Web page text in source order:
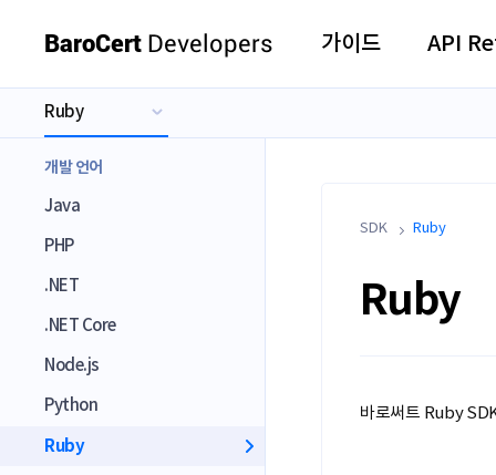
BaroCert Developers 가이드 API
Ruby
Java
PHP
Ruby
ASP
개발 언어
Java
PHP
.NET
.NET Core
Node.js
Python
Ruby
SDK Ruby
Ruby
바로써트 Ruby